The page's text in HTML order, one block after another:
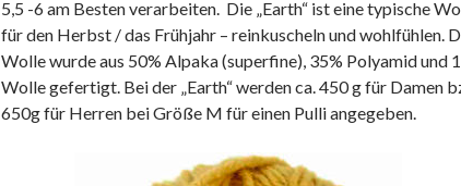
5,5 -6 am Besten verarbeiten. Die „Earth“ ist eine typische
für den Herbst / das Frühjahr – reinkuscheln und wohlfühlen.
Wolle wurde aus 50% Alpaka (superfine), 35% Polyamid und
Wolle gefertigt. Bei der „Earth“ werden ca. 450 g für Damen
650g für Herren bei Größe M für einen Pulli angegeben.